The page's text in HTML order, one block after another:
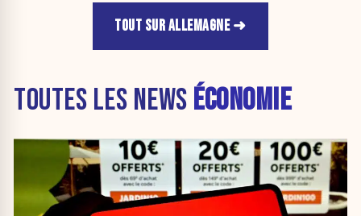
TOUT SUR ALLEMAGNE
TOUTES LES NEWS ÉCONOMIE